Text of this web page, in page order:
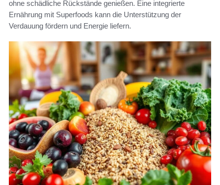
ohne schädliche Rückstände genießen. Eine integrierte
Ernährung mit Superfoods kann die Unterstützung der
Verdauung fördern und Energie liefern.